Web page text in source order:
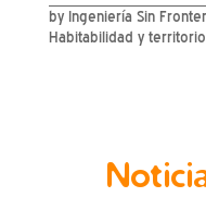
by Ingeniería Sin
Habitabilidad y territorio